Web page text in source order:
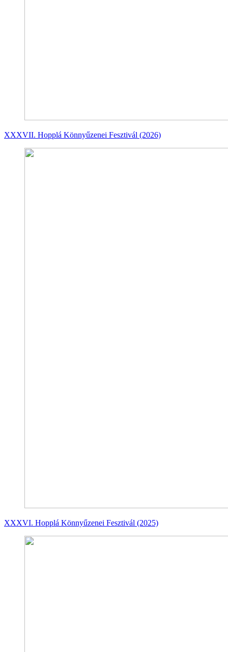
XXXVII. Hopplá Könnyűzenei Fesztivál (2026)
XXXVI. Hopplá Könnyűzenei Fesztivál (2025)